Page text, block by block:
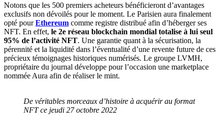
Notons que les 500 premiers acheteurs bénéficieront d’avantages
exclusifs non dévoilés pour le moment. Le Parisien aura finalement
opté pourEthereum comme registre distribué afin d’héberger ses
NFT. En effet, le 2e réseau blockchain mondial totalise à lui seul
95% de l’activité NFT. Une garantie quant à la sécurisation, la
pérennité et la liquidité dans l’éventualité d’une revente future de ces
précieux témoignages historiques numérisés. Le groupe LVMH,
propriétaire du journal développe pour l’occasion une marketplace
nommée Aura afin de réaliser le mint.
De véritables morceaux d’histoire à acquérir au format
NFT ce jeudi 27 octobre 2022